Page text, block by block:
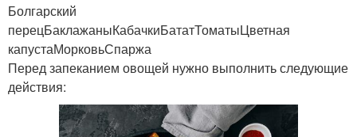
Болгарский
перецБаклажаныКабачкиБататТоматыЦветная
капустаМорковьСпаржа
Перед запеканием овощей нужно выполнить следующие
действия: